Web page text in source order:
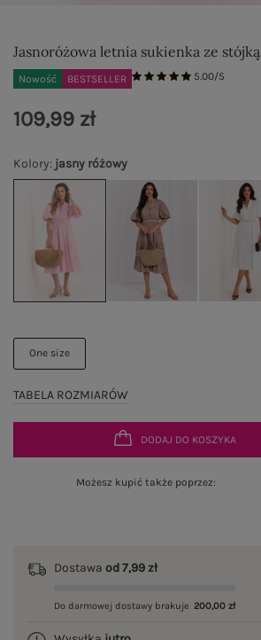
Jasnoróżowa letnia sukienka ze stójką
Nowość BESTSELLER 5.00/5
Kolory: jasny różowy
One size
TABELA ROZMIARÓW
109,99 zł
DODAJ DO KOSZYKA
Możesz kupić także poprzez:
Dostawa od 7,99 zł
Do darmowej dostawy brakuje 200,00 zł